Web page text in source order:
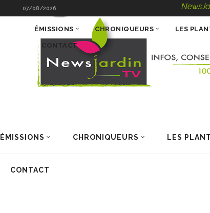
07/08/2026
ÉMISSIONS CHRONIQUEURS LES
CONTACT
ÉMISSIONS CHRONIQUEURS LES
CONTACT